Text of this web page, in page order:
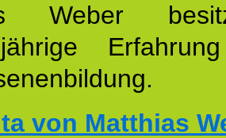
Weber
von Matthias